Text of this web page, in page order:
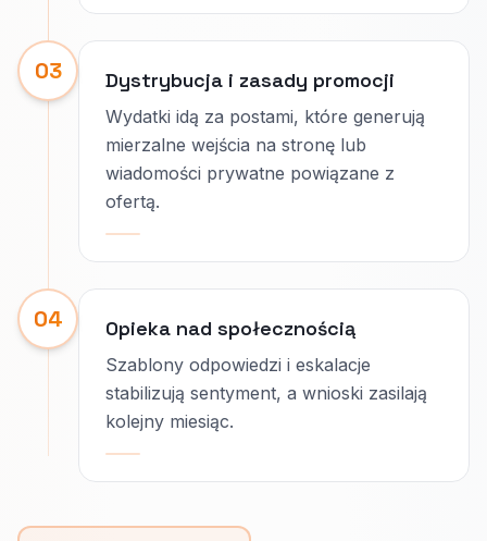
03 Dystrybucja i zasady promocji
Wydatki idą za postami, które generują
mierzalne wejścia na stronę lub
wiadomości prywatne powiązane z
ofertą.
04 Opieka nad społecznością
Szablony odpowiedzi i eskalacje
stabilizują sentyment, a wnioski zasilają
kolejny miesiąc.